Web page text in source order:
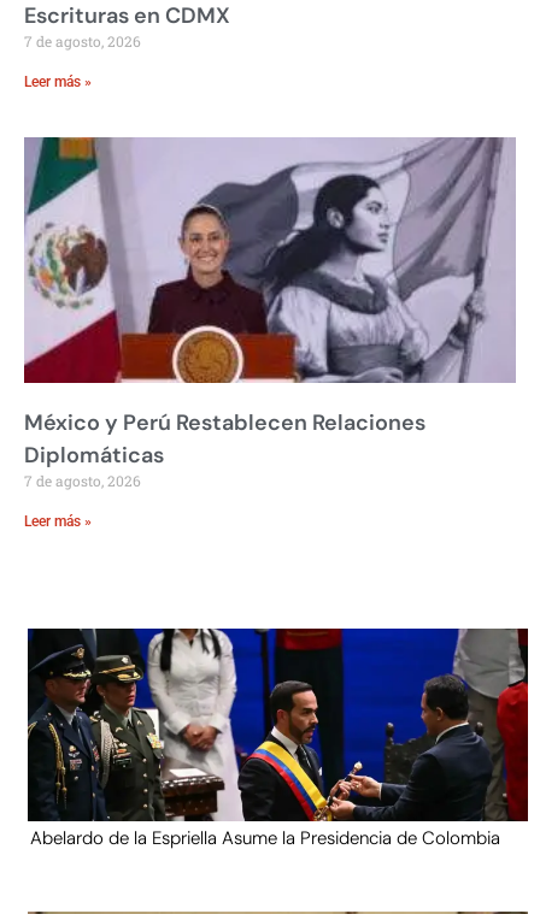
Escrituras en CDMX
7 de agosto, 2026
Leer más »
México y Perú Restablecen Relaciones
Diplomáticas
7 de agosto, 2026
Leer más »
Abelardo de la Espriella Asume la Presidencia de Colombia